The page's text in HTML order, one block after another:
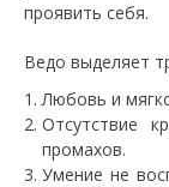
проявить себя.
Ведо выделяет
Любовь и
Отсутствие
промахов.
Умение не